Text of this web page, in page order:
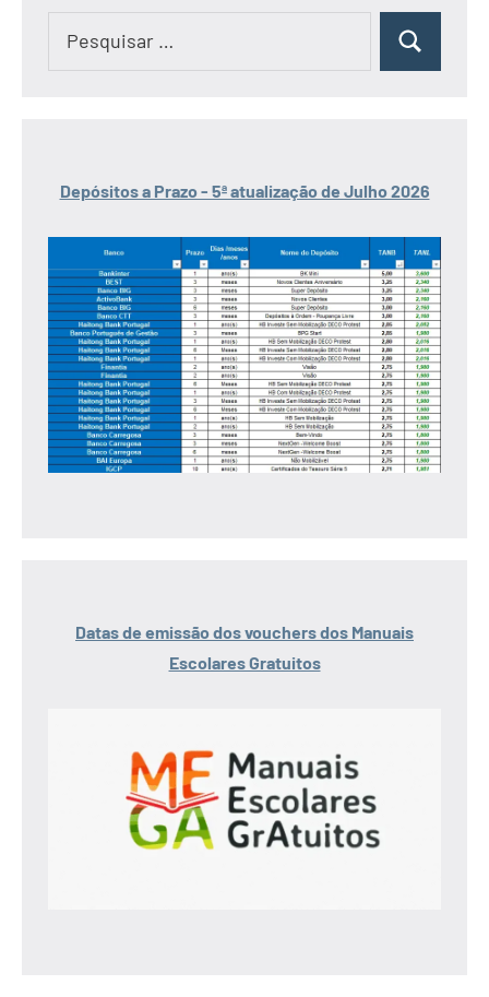
Pesquisar
Depósitos a Prazo - 5ª atualização de Julho 2026
Datas de emissão dos vouchers dos Manuais
Escolares Gratuitos